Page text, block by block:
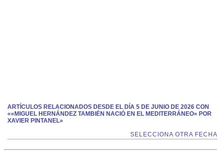
ARTÍCULOS RELACIONADOS DESDE EL DÍA 5 DE JUNIO DE 2026 CON
««MIGUEL HERNÁNDEZ TAMBIÉN NACIÓ EN EL MEDITERRÁNEO» POR
XAVIER PINTANEL»
SELECCIONA OTRA FECHA